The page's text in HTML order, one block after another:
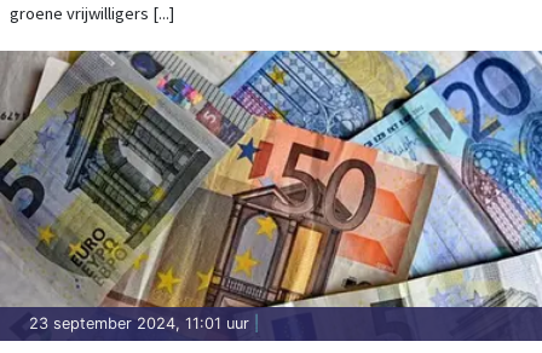
groene vrijwilligers [...]
23 september 2024, 11:01 uur